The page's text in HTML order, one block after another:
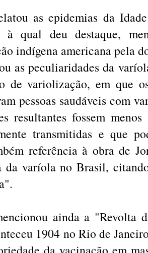
as epidemias da
à qual deu destaque,
indígena americana pela
as peculiaridades da
de variolização, em que
pessoas saudáveis com
resultantes fossem
transmitidas e que
referência à obra de
da varíola no Brasil,
ainda a "Revolta
1904 no Rio de